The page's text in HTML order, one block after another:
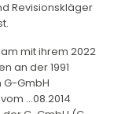
Revisionskläger
mit ihrem 2022
an der 1991
GmbH
...08.2014